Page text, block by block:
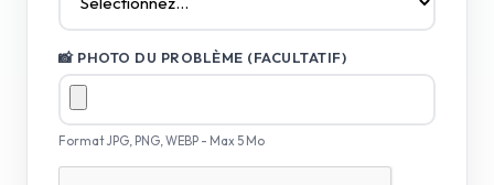
📸 PHOTO DU PROBLÈME (FACULTATIF)
Format JPG, PNG, WEBP - Max 5 Mo